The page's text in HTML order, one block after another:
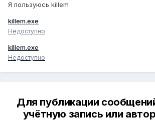
Я пользуюсь killem
killem.exe
Недоступно
killem.exe
Недоступно
Для публикации
учётную запись или